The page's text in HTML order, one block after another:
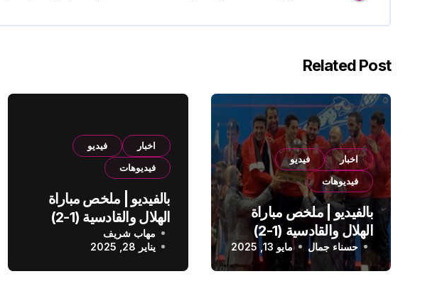
Related Post
اخبار
فيديو
فيديوهات
بالفيديو | ملخص مباراة
الهلال والقادسية (1-2)
الدوري السعودي
حسناء جمال مايو 13, 2025
اخبار
فيديو
فيديوهات
بالفيديو | ملخص مباراة
الهلال والقادسية (1-2)
الدوري السعودي
مهاب شريف
يناير 28, 2025